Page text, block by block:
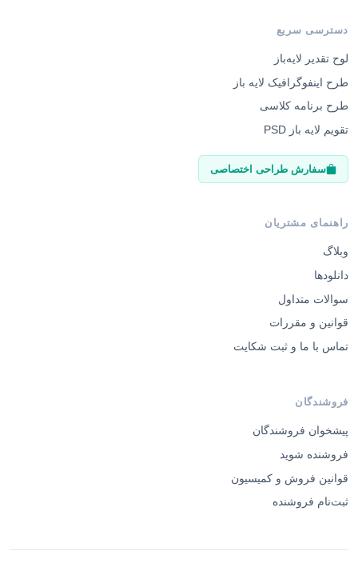
دسترسی سریع
لوح تقدیر لایه‌باز
طرح اینفوگرافیک لایه باز
طرح برنامه کلاسی
تقویم لایه باز PSD
سفارش طراحی اختصاصی
راهنمای مشتریان
وبلاگ
دانلودها
سوالات متداول
قوانین و مقررات
تماس با ما و ثبت شکایت
فروشندگان
پیشخوان فروشندگان
فروشنده شوید
قوانین فروش و کمیسیون
ثبت‌نام فروشنده